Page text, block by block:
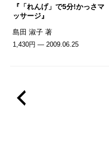
『「れんげ」で5分!かっさマ
ッサージ』
島田 淑子 著
1,430円 — 2009.06.25